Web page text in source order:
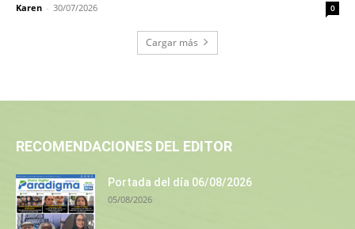
Karen - 30/07/2026 0
Cargar más
RECOMENDACIONES DEL EDITOR
Portada del día 06/08/2026
05/08/2026